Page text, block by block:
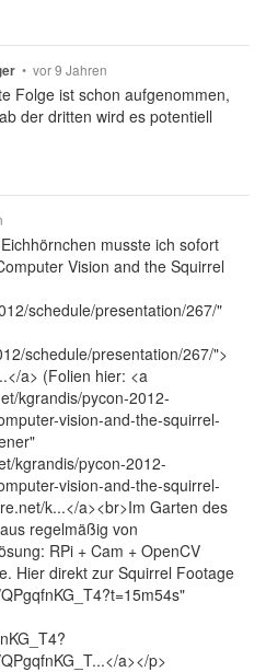
• vor 9 Jahren
Folge ist schon aufgenommen,
der dritten wird es potentiell
musste ich sofort
Vision and the Squirrel
schedule/presentation/267/"
schedule/presentation/267/">
a> (Folien hier: <a
kgrandis/pycon-2012-
vision-and-the-squirrel-
kgrandis/pycon-2012-
vision-and-the-squirrel-
k...</a><br>Im Garten des
regelmäßig von
RPi + Cam + OpenCV
Hier direkt zur Squirrel Footage
a></p>